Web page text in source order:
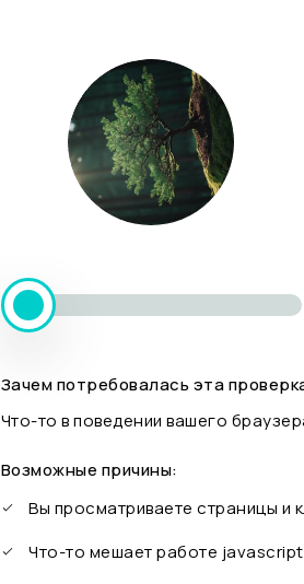
Зачем потребовалась эта
Что-то в поведении вашего
Возможные причины:
Вы просматриваете страницы
Что-то мешает работе